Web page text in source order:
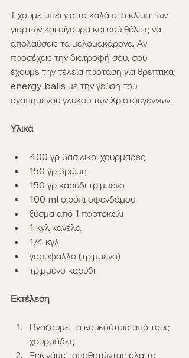
Έχουμε μπει για τα καλά στο κλίμα των
γιορτών και σίγουρα και εσύ θέλεις να
απολαύσεις τα μελομακάρονα. Αν
προσέχεις την διατροφή σου, σου
έχουμε την τέλεια πρόταση για θρεπτικά
energy balls με την γεύση του
αγαπημένου γλυκού των Χριστουγέννων.
Υλικά
400 γρ βασιλικοί χουρμάδες
150 γρ βρώμη
150 γρ καρύδι τριμμένο
100 ml σιρόπι σφενδάμου
ξύσμα από 1 πορτοκάλι
1 κγλ κανέλα
1/4 κγλ
γαρύφαλλο (τριμμένο)
τριμμένο καρύδι
Εκτέλεση
Βγάζουμε τα κουκούτσια από τους
χουρμάδες
Ξεκινάμε τοποθετώντας όλα τα